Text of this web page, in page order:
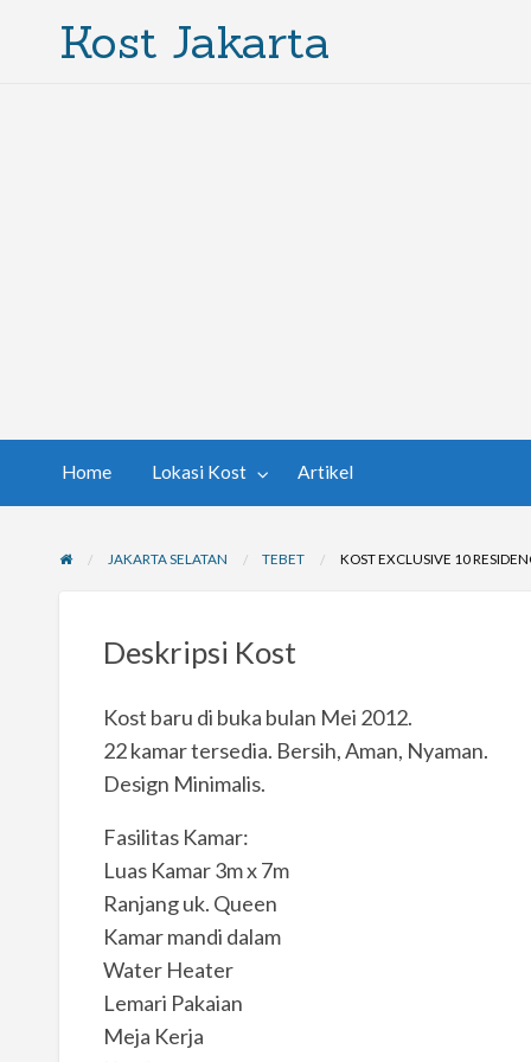
Kost Jakarta
Home Lokasi Kost Artikel
JAKARTA SELATAN TEBET KOST EXCLUSIVE 10
Deskripsi Kost
Kost baru di buka bulan Mei 2012.
22 kamar tersedia. Bersih, Aman, Nyaman.
Design Minimalis.
Fasilitas Kamar:
Luas Kamar 3m x 7m
Ranjang uk. Queen
Kamar mandi dalam
Water Heater
Lemari Pakaian
Meja Kerja